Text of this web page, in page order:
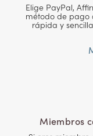
Elige PayPal,
método de
rápida y
Miembros